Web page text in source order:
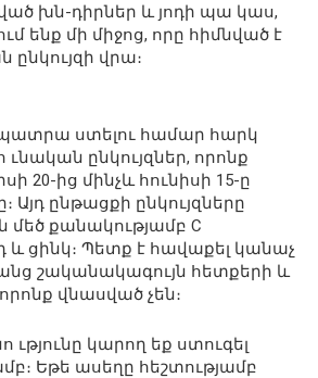
խն-դիրներ և յոդի պա կաս,
ենք մի միջոց, որը հիմնված է
վրա։
ստելու համար հարկ
ընկույզներ, որոնք
20-ից մինչև հունիսի 15-ը
ընթացքի ընկույզները
մեծ քանակությամբ C
և ցինկ։ Պետք է հավաքել կանաչ
շականակագույն հետքերի և
վնասված չեն։
ւթյունը կարող եք ստուգել
Եթե ասեղը հեշտությամբ